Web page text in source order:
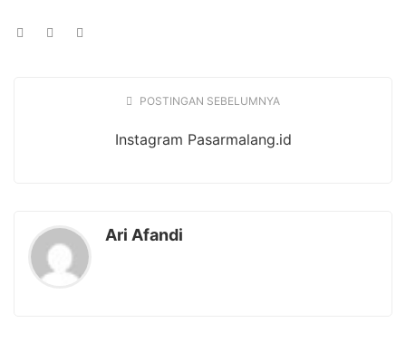
POSTINGAN SEBELUMNYA
Instagram Pasarmalang.id
Ari Afandi